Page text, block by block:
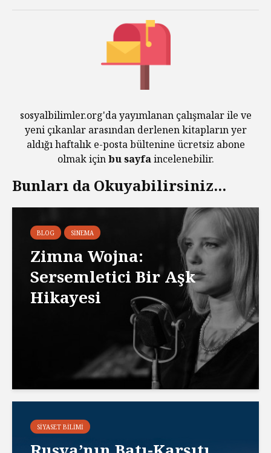
sosyalbilimler.org'da yayımlanan çalışmalar ile ve
yeni çıkanlar arasından derlenen kitapların yer
aldığı haftalık e-posta bültenine ücretsiz abone
olmak içinbu sayfaincelenebilir.
Bunları da Okuyabilirsiniz...
BLOG SINEMA
Zimna Wojna:
Sersemletici Bir Aşk
Hikayesi
SIYASET BILIMI